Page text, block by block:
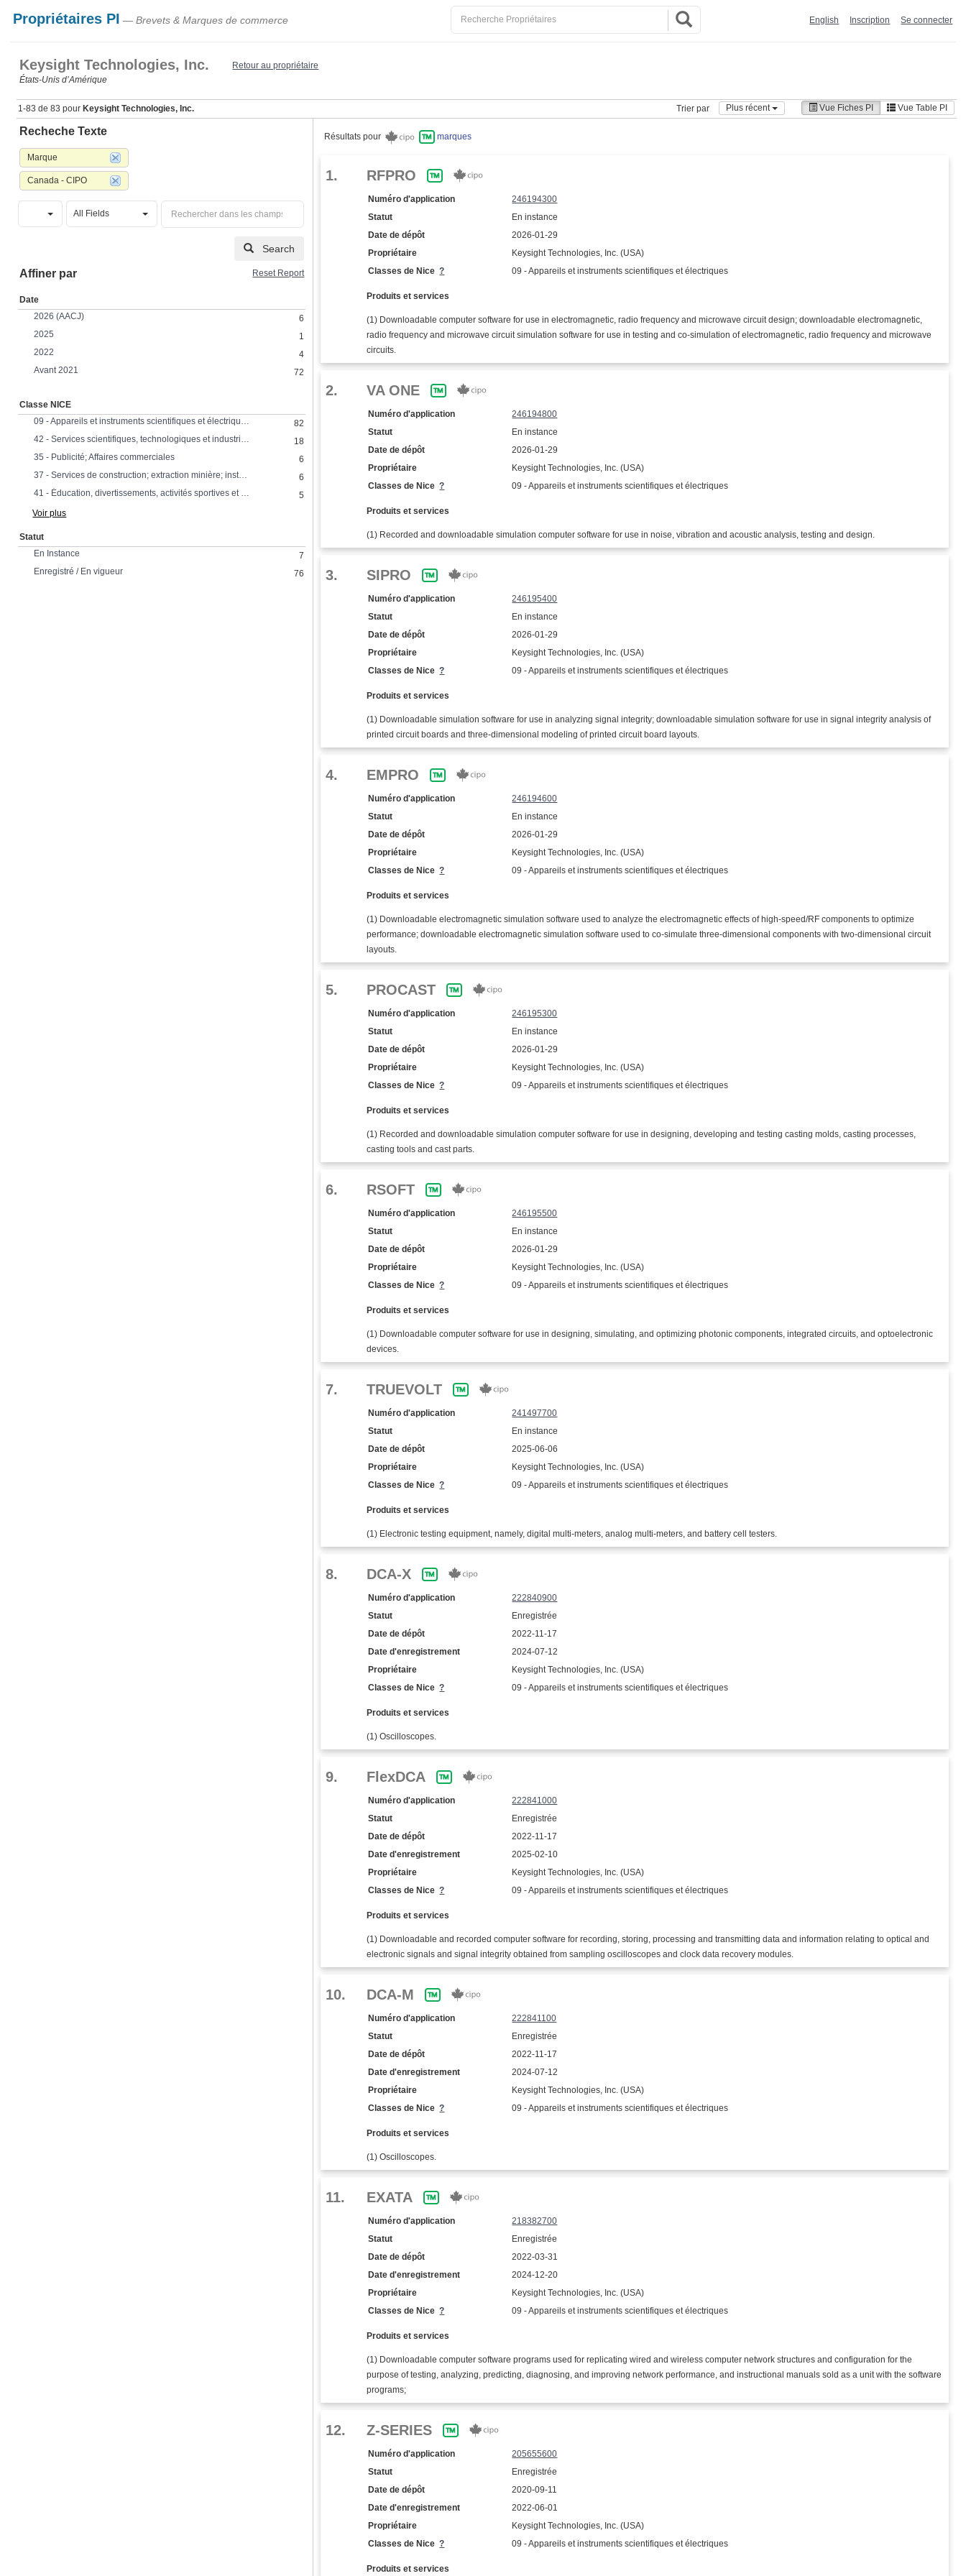
Propriétaires PI — Brevets & Marques de commerce English Inscription Se connecter
Keysight Technologies, Inc.
États‑Unis d’Amérique
Retour au propriétaire
1-83 de 83 pour Keysight Technologies, Inc. Trier par Plus récent Vue Fiches PI Vue Table PI
Recheche Texte
Marque
Canada - CIPO
All Fields
Search
Affiner par Reset Report
Date
2026 (AACJ)
6
2025
1
2022
4
Avant 2021
72
Classe NICE
09 - Appareils et instruments scientifiques et électriques
82
42 - Services scientifiques, technologiques et industriels, recherche et conception
18
35 - Publicité; Affaires commerciales
6
37 - Services de construction; extraction minière; installation et réparation
6
41 - Éducation, divertissements, activités sportives et culturelles
5
Voir plus
Statut
En Instance
7
Enregistré / En vigueur
76
Résultats pour marques
1. RFPRO
Numéro d'application
246194300
Statut
En instance
Date de dépôt
2026-01-29
Propriétaire
Keysight Technologies, Inc. (USA)
Classes de Nice? 09 - Appareils et instruments scientifiques et électriques
Produits et services
(1) Downloadable computer software for use in electromagnetic, radio frequency and microwave circuit design; downloadable electromagnetic,
radio frequency and microwave circuit simulation software for use in testing and co-simulation of electromagnetic, radio frequency and microwave
circuits.
2. VA ONE
Numéro d'application
246194800
Statut
En instance
Date de dépôt
2026-01-29
Propriétaire
Keysight Technologies, Inc. (USA)
Classes de Nice? 09 - Appareils et instruments scientifiques et électriques
Produits et services
(1) Recorded and downloadable simulation computer software for use in noise, vibration and acoustic analysis, testing and design.
3. SIPRO
Numéro d'application
246195400
Statut
En instance
Date de dépôt
2026-01-29
Propriétaire
Keysight Technologies, Inc. (USA)
Classes de Nice? 09 - Appareils et instruments scientifiques et électriques
Produits et services
(1) Downloadable simulation software for use in analyzing signal integrity; downloadable simulation software for use in signal integrity analysis of
printed circuit boards and three-dimensional modeling of printed circuit board layouts.
4. EMPRO
Numéro d'application
246194600
Statut
En instance
Date de dépôt
2026-01-29
Propriétaire
Keysight Technologies, Inc. (USA)
Classes de Nice? 09 - Appareils et instruments scientifiques et électriques
Produits et services
(1) Downloadable electromagnetic simulation software used to analyze the electromagnetic effects of high-speed/RF components to optimize
performance; downloadable electromagnetic simulation software used to co-simulate three-dimensional components with two-dimensional circuit
layouts.
5. PROCAST
Numéro d'application
246195300
Statut
En instance
Date de dépôt
2026-01-29
Propriétaire
Keysight Technologies, Inc. (USA)
Classes de Nice? 09 - Appareils et instruments scientifiques et électriques
Produits et services
(1) Recorded and downloadable simulation computer software for use in designing, developing and testing casting molds, casting processes,
casting tools and cast parts.
6. RSOFT
Numéro d'application
246195500
Statut
En instance
Date de dépôt
2026-01-29
Propriétaire
Keysight Technologies, Inc. (USA)
Classes de Nice? 09 - Appareils et instruments scientifiques et électriques
Produits et services
(1) Downloadable computer software for use in designing, simulating, and optimizing photonic components, integrated circuits, and optoelectronic
devices.
7. TRUEVOLT
Numéro d'application
241497700
Statut
En instance
Date de dépôt
2025-06-06
Propriétaire
Keysight Technologies, Inc. (USA)
Classes de Nice? 09 - Appareils et instruments scientifiques et électriques
Produits et services
(1) Electronic testing equipment, namely, digital multi-meters, analog multi-meters, and battery cell testers.
8. DCA-X
Numéro d'application
222840900
Statut
Enregistrée
Date de dépôt
2022-11-17
Date d'enregistrement
2024-07-12
Propriétaire
Keysight Technologies, Inc. (USA)
Classes de Nice? 09 - Appareils et instruments scientifiques et électriques
Produits et services
(1) Oscilloscopes.
9. FlexDCA
Numéro d'application
222841000
Statut
Enregistrée
Date de dépôt
2022-11-17
Date d'enregistrement
2025-02-10
Propriétaire
Keysight Technologies, Inc. (USA)
Classes de Nice? 09 - Appareils et instruments scientifiques et électriques
Produits et services
(1) Downloadable and recorded computer software for recording, storing, processing and transmitting data and information relating to optical and
electronic signals and signal integrity obtained from sampling oscilloscopes and clock data recovery modules.
10. DCA-M
Numéro d'application
222841100
Statut
Enregistrée
Date de dépôt
2022-11-17
Date d'enregistrement
2024-07-12
Propriétaire
Keysight Technologies, Inc. (USA)
Classes de Nice? 09 - Appareils et instruments scientifiques et électriques
Produits et services
(1) Oscilloscopes.
11. EXATA
Numéro d'application
218382700
Statut
Enregistrée
Date de dépôt
2022-03-31
Date d'enregistrement
2024-12-20
Propriétaire
Keysight Technologies, Inc. (USA)
Classes de Nice? 09 - Appareils et instruments scientifiques et électriques
Produits et services
(1) Downloadable computer software programs used for replicating wired and wireless computer network structures and configuration for the
purpose of testing, analyzing, predicting, diagnosing, and improving network performance, and instructional manuals sold as a unit with the software
programs;
12. Z-SERIES
Numéro d'application
205655600
Statut
Enregistrée
Date de dépôt
2020-09-11
Date d'enregistrement
2022-06-01
Propriétaire
Keysight Technologies, Inc. (USA)
Classes de Nice? 09 - Appareils et instruments scientifiques et électriques
Produits et services